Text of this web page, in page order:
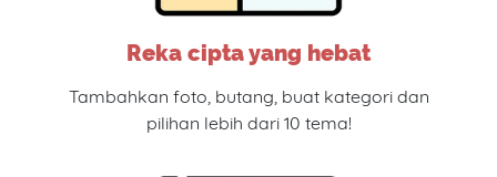
Reka cipta yang hebat
Tambahkan foto, butang, buat kategori dan
pilihan lebih dari 10 tema!